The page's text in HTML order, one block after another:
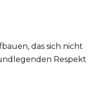
das sich nicht
Respekt